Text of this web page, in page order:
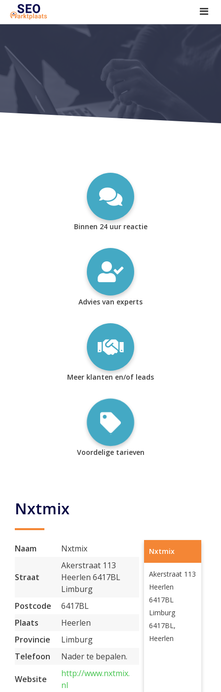
SEO tools reviews
Marketeer bij jou in de buurt?
Offerte
1. Seo voor beginners +
2. Onderzoeken +
Binnen 24 uur reactie
Advies van experts
Meer klanten en/of leads
Voordelige tarieven
Nxtmix
Naam Nxtmix
Straat
Akerstraat 113
Heerlen 6417BL
Limburg
Postcode
6417BL
Plaats
Heerlen
Provincie
Limburg
Telefoon
Nader te bepalen.
Website
http://www.nxtmix.
nl
Nxtmix
Akerstraat 113
Heerlen
6417BL
Limburg
6417BL,
Heerlen